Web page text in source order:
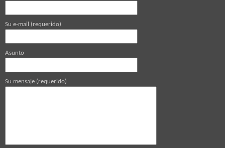
Su e-mail (requerido)
Asunto
Su mensaje (requerido)